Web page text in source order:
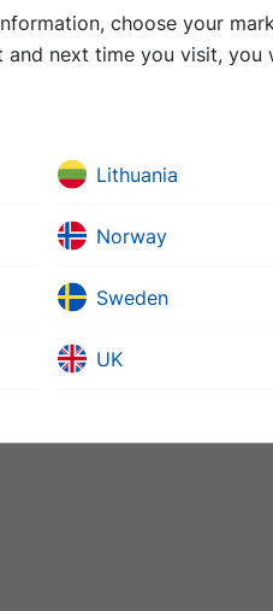
choose your
next time you visit, you
Lithuania
Norway
Sweden
UK